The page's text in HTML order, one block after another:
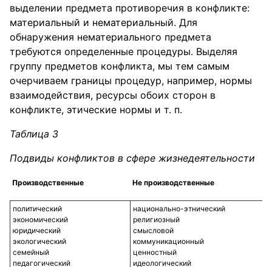
выделении предмета противоречия в конфликте:
материальный и нематериальный. Для
обнаружения нематериального предмета
требуются определенные процедуры. Выделяя
группу предметов конфликта, мы тем самым
очерчиваем границы процедур, например, нормы
взаимодействия, ресурсы обоих сторон в
конфликте, этические нормы и т. п.
Таблица 3
Подвиды конфликтов в сфере жизнедеятельности
Производственные Не производственные
политический
экономический
юридический
экологический
семейный
педагогический
национально-этнический
религиозный
смысловой
коммуникационный
ценностный
идеологический